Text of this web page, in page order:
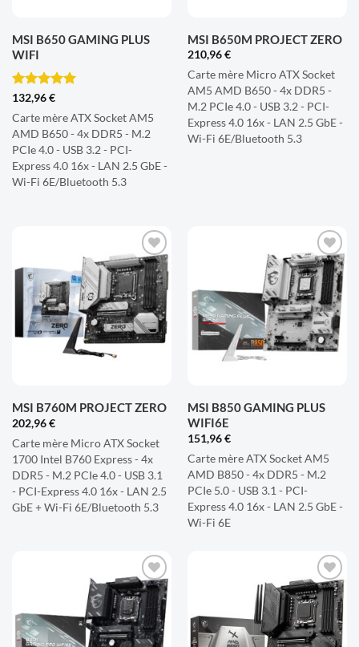
MSI B650 GAMING PLUS
WIFI
Note5sur
132,96€
Carte mère ATX Socket AM5
AMD B650 - 4x DDR5 - M.2
PCIe 4.0 - USB 3.2 - PCI-
Express 4.0 16x - LAN 2.5 GbE -
Wi-Fi 6E/Bluetooth 5.3
MSI B650M PROJECT ZERO
210,96€
Carte mère Micro ATX Socket
AM5 AMD B650 - 4x DDR5 -
M.2 PCIe 4.0 - USB 3.2 - PCI-
Express 4.0 16x - LAN 2.5 GbE -
Wi-Fi 6E/Bluetooth 5.3
AJOUTER
À LA
LISTE
D'ENVIES
MSI B760M PROJECT ZERO
202,96€
Carte mère Micro ATX Socket
1700 Intel B760 Express - 4x
DDR5 - M.2 PCIe 4.0 - USB 3.1
- PCI-Express 4.0 16x - LAN 2.5
GbE + Wi-Fi 6E/Bluetooth 5.3
AJOUTER
À LA
LISTE
D'ENVIES
MSI B850 GAMING PLUS
WIFI6E
151,96€
Carte mère ATX Socket AM5
AMD B850 - 4x DDR5 - M.2
PCIe 5.0 - USB 3.1 - PCI-
Express 4.0 16x - LAN 2.5 GbE -
Wi-Fi 6E
AJOUTER
À LA
LISTE
D'ENVIES
AJOUTER
À LA
LISTE
D'ENVIES